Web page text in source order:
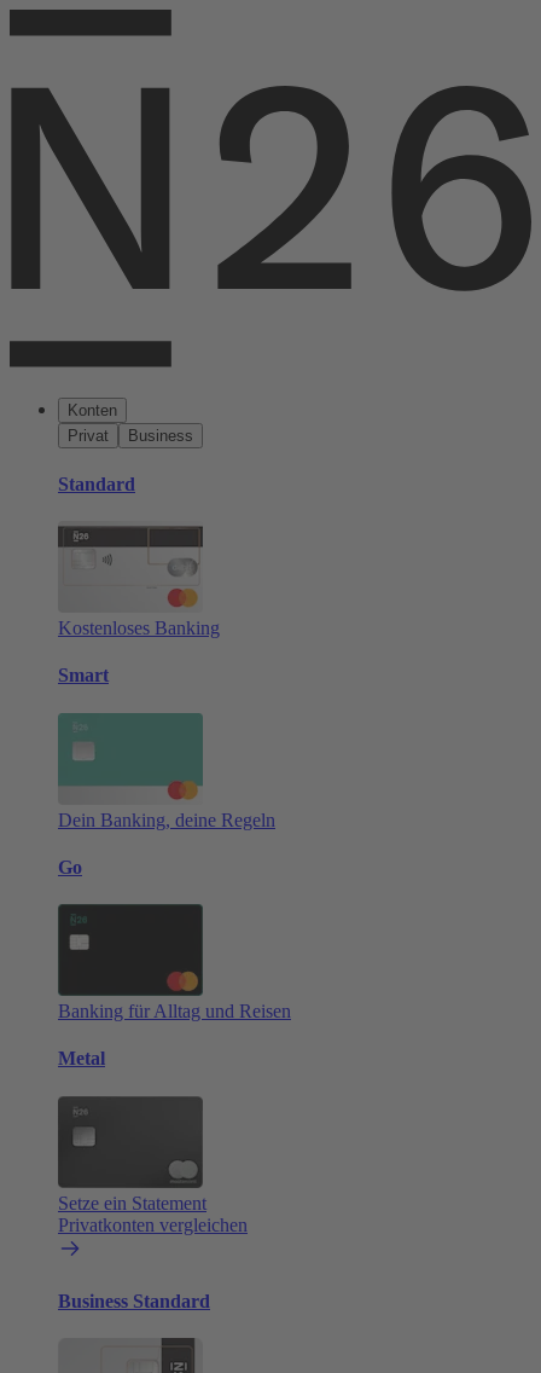
Konten
Privat
Business
Standard
Kostenloses Banking
Smart
Dein Banking, deine Regeln
Go
Banking für Alltag und Reisen
Metal
Setze ein Statement
Privatkonten vergleichen
Business Standard